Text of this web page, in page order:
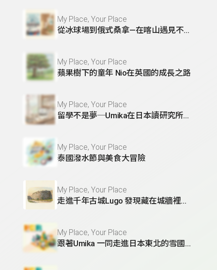
My Place, Your Place
從冰球場到俄式桑拿—在喀山遇見不一樣的俄羅斯
My Place, Your Place
蘋果樹下的童年 Nio在英國的成長之路
My Place, Your Place
留學不是夢─Umika在日本讀研究所的真實告白
My Place, Your Place
泰國潑水節與美食大冒險
My Place, Your Place
走進千年古城Lugo 發現藏在城牆裡的祕密
My Place, Your Place
跟著Umika 一同走進日本東北的雪國日常